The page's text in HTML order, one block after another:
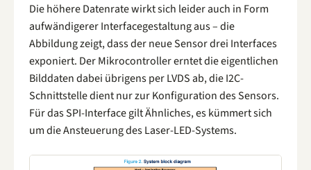
Die höhere Datenrate wirkt sich leider auch in Form
aufwändigerer Interfacegestaltung aus – die
Abbildung zeigt, dass der neue Sensor drei Interfaces
exponiert. Der Mikrocontroller erntet die eigentlichen
Bilddaten dabei übrigens per LVDS ab, die I2C-
Schnittstelle dient nur zur Konfiguration des Sensors.
Für das SPI-Interface gilt Ähnliches, es kümmert sich
um die Ansteuerung des Laser-LED-Systems.